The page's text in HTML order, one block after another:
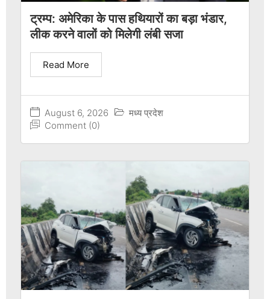
ट्रम्प: अमेरिका के पास हथियारों का बड़ा भंडार,
लीक करने वालों को मिलेगी लंबी सजा
August 6, 2026
मध्य प्रदेश
Comment (0)
Read More